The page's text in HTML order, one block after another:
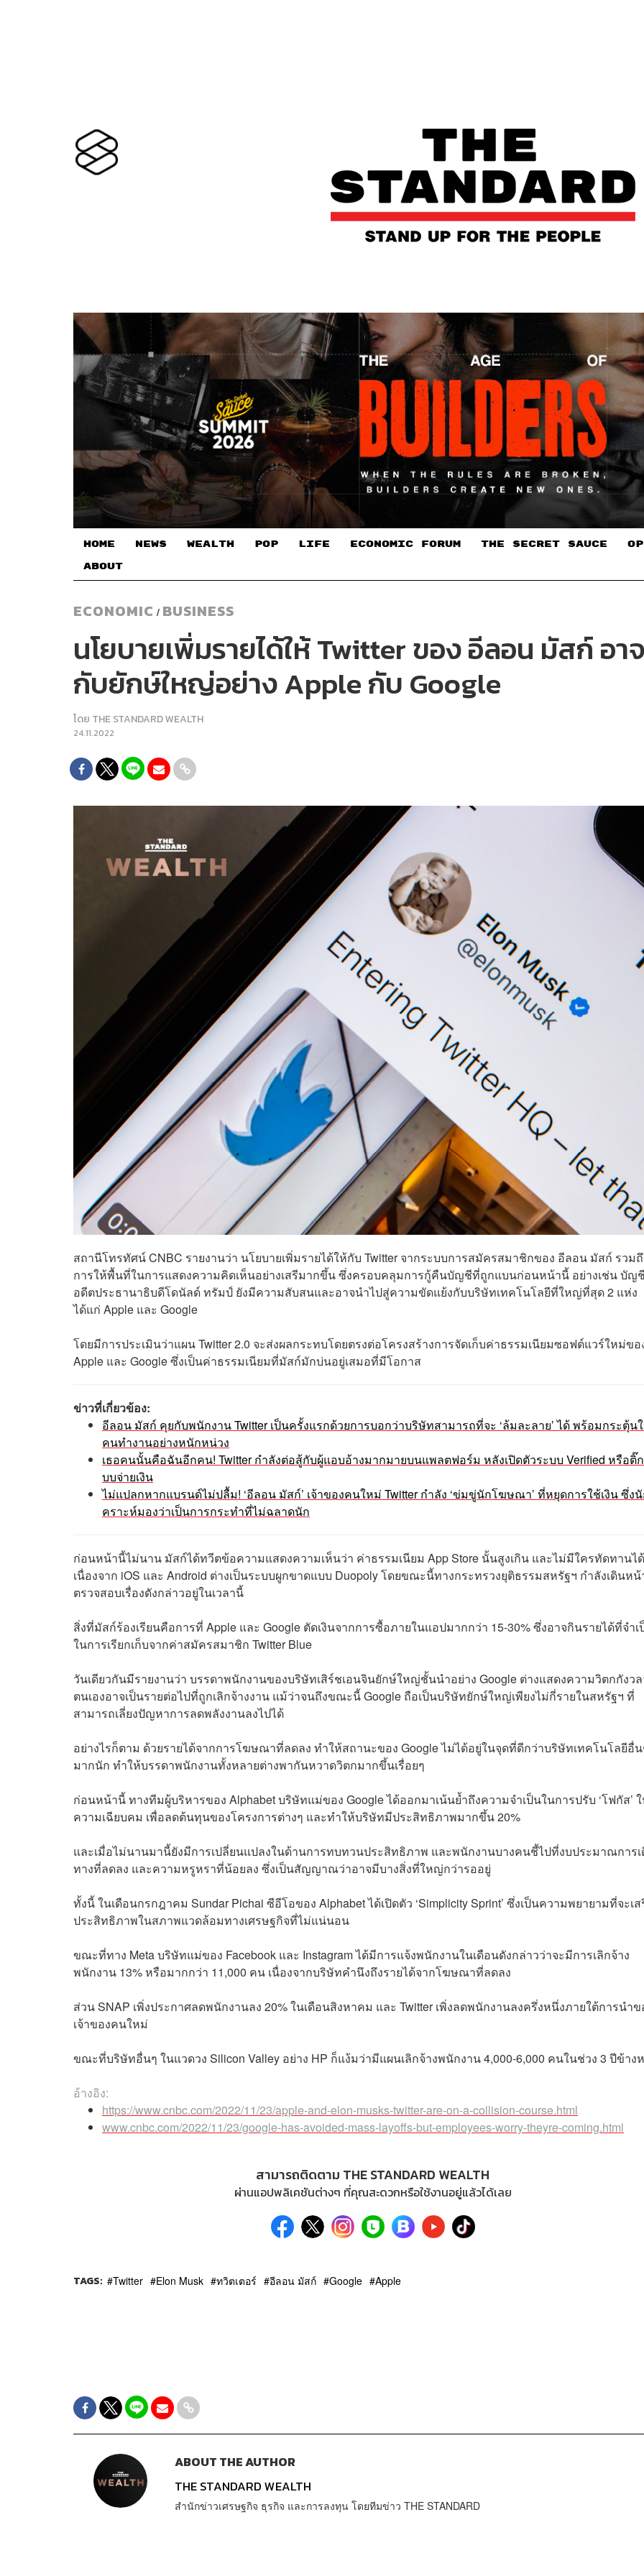
HOME NEWS WEALTH POP LIFE ECONOMIC FORUM THE SECRET SAUCE​
ABOUT
ECONOMIC / BUSINESS
นโยบายเพิ่มรายได้ให้ Twitter ของ อีลอน มัสก์ อ
กับยักษ์ใหญ่อย่าง Apple กับ Google
โดย THE STANDARD WEALTH
24.11.2022
สถานีโทรทัศน์ CNBC รายงานว่า นโยบายเพิ่มรายได้ให้กับ Twitter จากระบบการสมัครสมาชิกของ อีลอน มัสก์ รวม
การให้พื้นที่ในการแสดงความคิดเห็นอย่างเสรีมากขึ้น ซึ่งครอบคลุมการกู้คืนบัญชีที่ถูกแบนก่อนหน้านี้ อย่างเช่น บัญ
อดีตประธานาธิบดีโดนัลด์ ทรัมป์ ยังมีความสับสนและอาจนำไปสู่ความขัดแย้งกับบริษัทเทคโนโลยีที่ใหญ่ที่สุด 2 แห่ง
ได้แก่ Apple และ Google
โดยมีการประเมินว่าแผน Twitter 2.0 จะส่งผลกระทบโดยตรงต่อโครงสร้างการจัดเก็บค่าธรรมเนียมซอฟต์แวร์ใหม่ขอ
Apple และ Google ซึ่งเป็นค่าธรรมเนียมที่มัสก์มักบ่นอยู่เสมอที่มีโอกาส
ข่าวที่เกี่ยวข้อง:
อีลอน มัสก์ คุยกับพนักงาน Twitter เป็นครั้งแรกด้วยการบอกว่าบริษัทสามารถที่จะ ‘ล้มละลาย’ ได้ พร้อมกระตุ้น
คนทำงานอย่างหนักหน่วง
เธอคนนั้นคือฉันอีกคน! Twitter กำลังต่อสู้กับผู้แอบอ้างมากมายบนแพลตฟอร์ม หลังเปิดตัวระบบ Verified หรือติ๊
บบจ่ายเงิน
ไม่แปลกหากแบรนด์ไม่ปลื้ม! ‘อีลอน มัสก์’ เจ้าของคนใหม่ Twitter กำลัง ‘ข่มขู่นักโฆษณา’ ที่หยุดการใช้เงิน ซึ่งนั
คราะห์มองว่าเป็นการกระทำที่ไม่ฉลาดนัก
ก่อนหน้านี้ไม่นาน มัสก์ได้ทวีตข้อความแสดงความเห็นว่า ค่าธรรมเนียม App Store นั้นสูงเกิน และไม่มีใครทัดทานได้
เนื่องจาก iOS และ Android ต่างเป็นระบบผูกขาดแบบ Duopoly โดยขณะนี้ทางกระทรวงยุติธรรมสหรัฐฯ กำลังเดินหน้
ตรวจสอบเรื่องดังกล่าวอยู่ในเวลานี้
สิ่งที่มัสก์ร้องเรียนคือการที่ Apple และ Google ตัดเงินจากการซื้อภายในแอปมากกว่า 15-30% ซึ่งอาจกินรายได้ที่จำเ
ในการเรียกเก็บจากค่าสมัครสมาชิก Twitter Blue
วันเดียวกันมีรายงานว่า บรรดาพนักงานของบริษัทเสิร์ชเอนจินยักษ์ใหญ่ชั้นนำอย่าง Google ต่างแสดงความวิตกกังว
ตนเองอาจเป็นรายต่อไปที่ถูกเลิกจ้างงาน แม้ว่าจนถึงขณะนี้ Google ถือเป็นบริษัทยักษ์ใหญ่เพียงไม่กี่รายในสหรัฐฯ ที่
สามารถเลี่ยงปัญหาการลดพลังงานลงไปได้
อย่างไรก็ตาม ด้วยรายได้จากการโฆษณาที่ลดลง ทำให้สถานะของ Google ไม่ได้อยู่ในจุดที่ดีกว่าบริษัทเทคโนโลยีอื่
มากนัก ทำให้บรรดาพนักงานทั้งหลายต่างพากันหวาดวิตกมากขึ้นเรื่อยๆ
ก่อนหน้านี้ ทางทีมผู้บริหารของ Alphabet บริษัทแม่ของ Google ได้ออกมาเน้นย้ำถึงความจำเป็นในการปรับ ‘โฟกัส’
ความเฉียบคม เพื่อลดต้นทุนของโครงการต่างๆ และทำให้บริษัทมีประสิทธิภาพมากขึ้น 20%
และเมื่อไม่นานมานี้ยังมีการเปลี่ยนแปลงในด้านการทบทวนประสิทธิภาพ และพนักงานบางคนชี้ไปที่งบประมาณการ
ทางที่ลดลง และความหรูหราที่น้อยลง ซึ่งเป็นสัญญาณว่าอาจมีบางสิ่งที่ใหญ่กว่ารออยู่
ทั้งนี้ ในเดือนกรกฎาคม Sundar Pichai ซีอีโอของ Alphabet ได้เปิดตัว ‘Simplicity Sprint’ ซึ่งเป็นความพยายามที่จะเส
ประสิทธิภาพในสภาพแวดล้อมทางเศรษฐกิจที่ไม่แน่นอน
ขณะที่ทาง Meta บริษัทแม่ของ Facebook และ Instagram ได้มีการแจ้งพนักงานในเดือนดังกล่าวว่าจะมีการเลิกจ้าง
พนักงาน 13% หรือมากกว่า 11,000 คน เนื่องจากบริษัทคำนึงถึงรายได้จากโฆษณาที่ลดลง
ส่วน SNAP เพิ่งประกาศลดพนักงานลง 20% ในเดือนสิงหาคม และ Twitter เพิ่งลดพนักงานลงครึ่งหนึ่งภายใต้การนำข
เจ้าของคนใหม่
ขณะที่บริษัทอื่นๆ ในแวดวง Silicon Valley อย่าง HP ก็แง้มว่ามีแผนเลิกจ้างพนักงาน 4,000-6,000 คนในช่วง 3 ปีข้าง
อ้างอิง:
https://www.cnbc.com/2022/11/23/apple-and-elon-musks-twitter-are-on-a-collision-course.html
www.cnbc.com/2022/11/23/google-has-avoided-mass-layoffs-but-employees-worry-theyre-coming.html
สามารถติดตาม THE STANDARD WEALTH
ผ่านแอปพลิเคชันต่างๆ ที่คุณสะดวกหรือใช้งานอยู่แล้วได้เลย
TAGS: Twitter Elon Musk ทวิตเตอร์ อีลอน มัสก์ Google Apple
ABOUT THE AUTHOR
THE STANDARD WEALTH
สำนักข่าวเศรษฐกิจ ธุรกิจ และการลงทุน โดยทีมข่าว THE STANDARD